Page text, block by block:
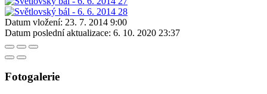
Datum vložení: 23. 7. 2014 9:00
Datum poslední aktualizace: 6. 10. 2020 23:37
Fotogalerie